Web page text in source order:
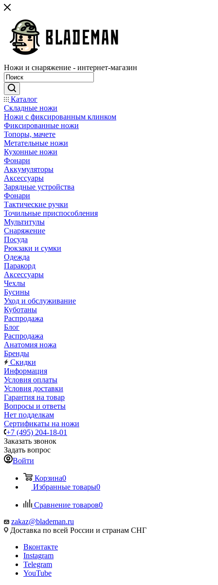
Ножи и снаряжение - интернет-магазин
Каталог
Складные ножи
Ножи с фиксированным клинком
Фиксированные ножи
Топоры, мачете
Метательные ножи
Кухонные ножи
Фонари
Аккумуляторы
Аксессуары
Зарядные устройства
Фонари
Тактические ручки
Точильные приспособления
Мультитулы
Снаряжение
Посуда
Рюкзаки и сумки
Одежда
Паракорд
Аксессуары
Чехлы
Бусины
Уход и обслуживание
Куботаны
Распродажа
Блог
Распродажа
Анатомия ножа
Бренды
Скидки
Информация
Условия оплаты
Условия доставки
Гарантия на товар
Вопросы и ответы
Нет подделкам
Сертификаты на ножи
+7 (495) 204-18-01
Заказать звонок
Задать вопрос
Войти
Корзина0
Избранные товары0
Сравнение товаров0
zakaz@blademan.ru
Доставка по всей России и странам СНГ
Вконтакте
Instagram
Telegram
YouTube